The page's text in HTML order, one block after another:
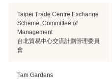
Taipei Trade Centre Exchange
Scheme, Committee of
Management
台北貿易中心交流計劃管理委員
會
Tam Gardens